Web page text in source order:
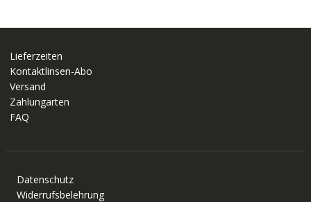
Lieferzeiten
Kontaktlinsen-Abo
Versand
Zahlungarten
FAQ
Datenschutz
Widerrufsbelehrung